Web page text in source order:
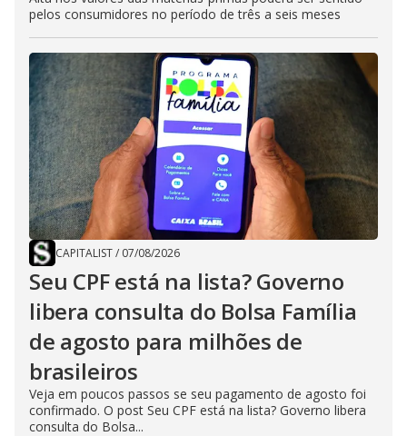
pelos consumidores no período de três a seis meses
CAPITALIST/ 07/08/2026
Seu CPF está na lista? Governo
libera consulta do Bolsa Família
de agosto para milhões de
brasileiros
Veja em poucos passos se seu pagamento de agosto foi
confirmado. O post Seu CPF está na lista? Governo libera
consulta do Bolsa...